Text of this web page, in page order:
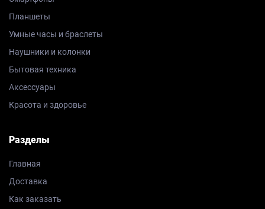
Планшеты
Умные часы и браслеты
Наушники и колонки
Бытовая техника
Аксессуары
Красота и здоровье
Разделы
Главная
Доставка
Как заказать